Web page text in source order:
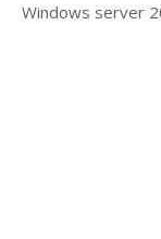
Windows server